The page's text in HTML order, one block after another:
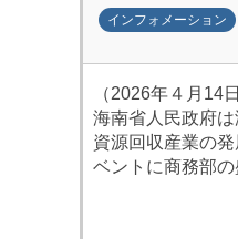
i インフォメーション
日
中
投
（2026年４月
海南省人民政府
資源回収産業の
ベントに商務部